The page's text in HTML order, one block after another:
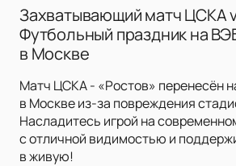
Захватывающий матч ЦСКА
Футбольный праздник на
в Москве
Матч ЦСКА - «Ростов» перенесён
в Москве из-за повреждения
Насладитесь игрой на
с отличной видимостью и
в живую!